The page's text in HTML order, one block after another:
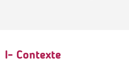
I- Contexte